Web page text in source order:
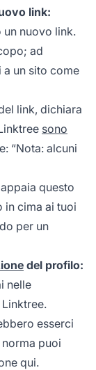
link:
un nuovo link.
ad
un sito come
link, dichiara
sono
“Nota: alcuni
questo
in cima ai tuoi
per un
del profilo:
nelle
esserci
puoi
qui.